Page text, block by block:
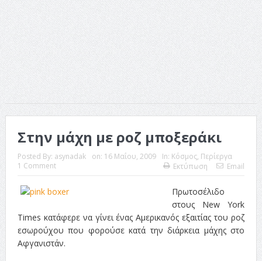
Στην μάχη με ροζ μποξεράκι
Posted By: asynadak on: 16 Μαΐου, 2009 In: Κόσμος, Περίεργα
1 Comment
Εκτύπωση Email
Πρωτοσέλιδο
στους New York
Times κατάφερε να γίνει ένας Αμερικανός εξαιτίας του ροζ
εσωρούχου που φορούσε κατά την διάρκεια μάχης στο
Αφγανιστάν.